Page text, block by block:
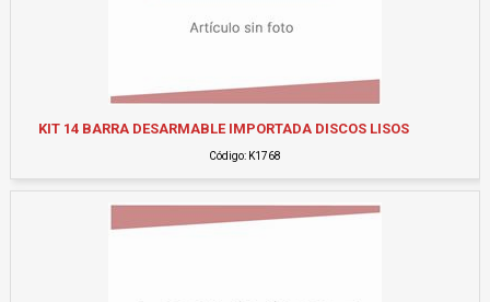
KIT 14 BARRA DESARMABLE IMPORTADA DISCOS LISOS
Código: K1768